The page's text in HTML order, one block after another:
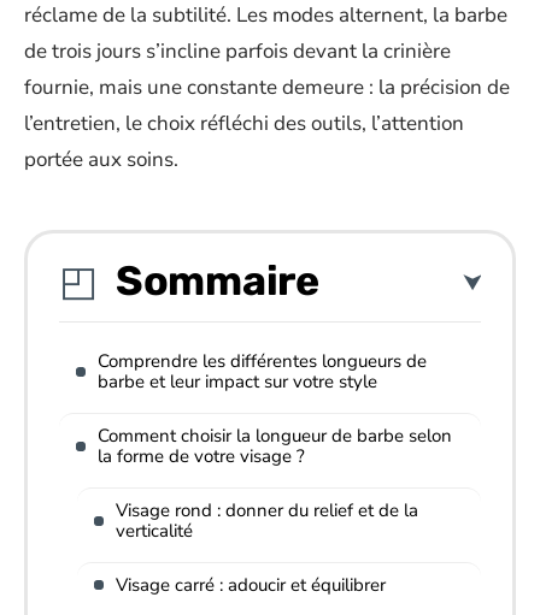
réclame de la subtilité. Les modes alternent, la barbe
de trois jours s’incline parfois devant la crinière
fournie, mais une constante demeure : la précision de
l’entretien, le choix réfléchi des outils, l’attention
portée aux soins.
Sommaire
Comprendre les différentes longueurs de
barbe et leur impact sur votre style
Comment choisir la longueur de barbe selon
la forme de votre visage ?
Visage rond : donner du relief et de la
verticalité
Visage carré : adoucir et équilibrer